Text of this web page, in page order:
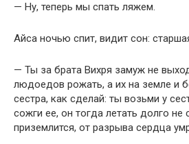
— Ну, теперь мы спать ляжем.
Айса ночью спит, видит сон:
— Ты за брата Вихря замуж не
людоедов рожать, а их на земле и
сестра, как сделай: ты возьми у
сожги ее, он тогда летать долго не
приземлится, от разрыва сердца